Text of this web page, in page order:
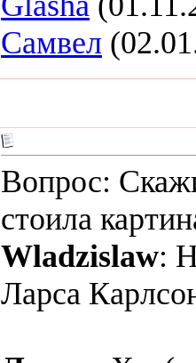
Самвел
Вопрос:
стоила
Wladzislaw:
Ларса